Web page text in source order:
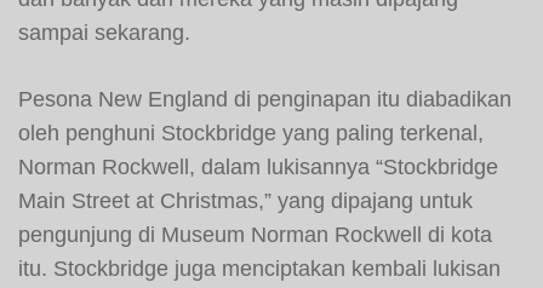
sampai sekarang.
Pesona New England di penginapan itu diabadikan
oleh penghuni Stockbridge yang paling terkenal,
Norman Rockwell, dalam lukisannya “Stockbridge
Main Street at Christmas,” yang dipajang untuk
pengunjung di Museum Norman Rockwell di kota
itu. Stockbridge juga menciptakan kembali lukisan